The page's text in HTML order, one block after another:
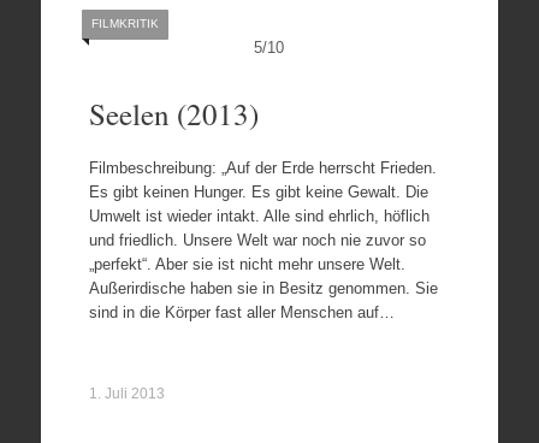
5/10
FILMKRITIK
Seelen (2013)
Filmbeschreibung: „Auf der Erde herrscht Frieden.
Es gibt keinen Hunger. Es gibt keine Gewalt. Die
Umwelt ist wieder intakt. Alle sind ehrlich, höflich
und friedlich. Unsere Welt war noch nie zuvor so
„perfekt“. Aber sie ist nicht mehr unsere Welt.
Außerirdische haben sie in Besitz genommen. Sie
sind in die Körper fast aller Menschen auf…
1. Juli 2013